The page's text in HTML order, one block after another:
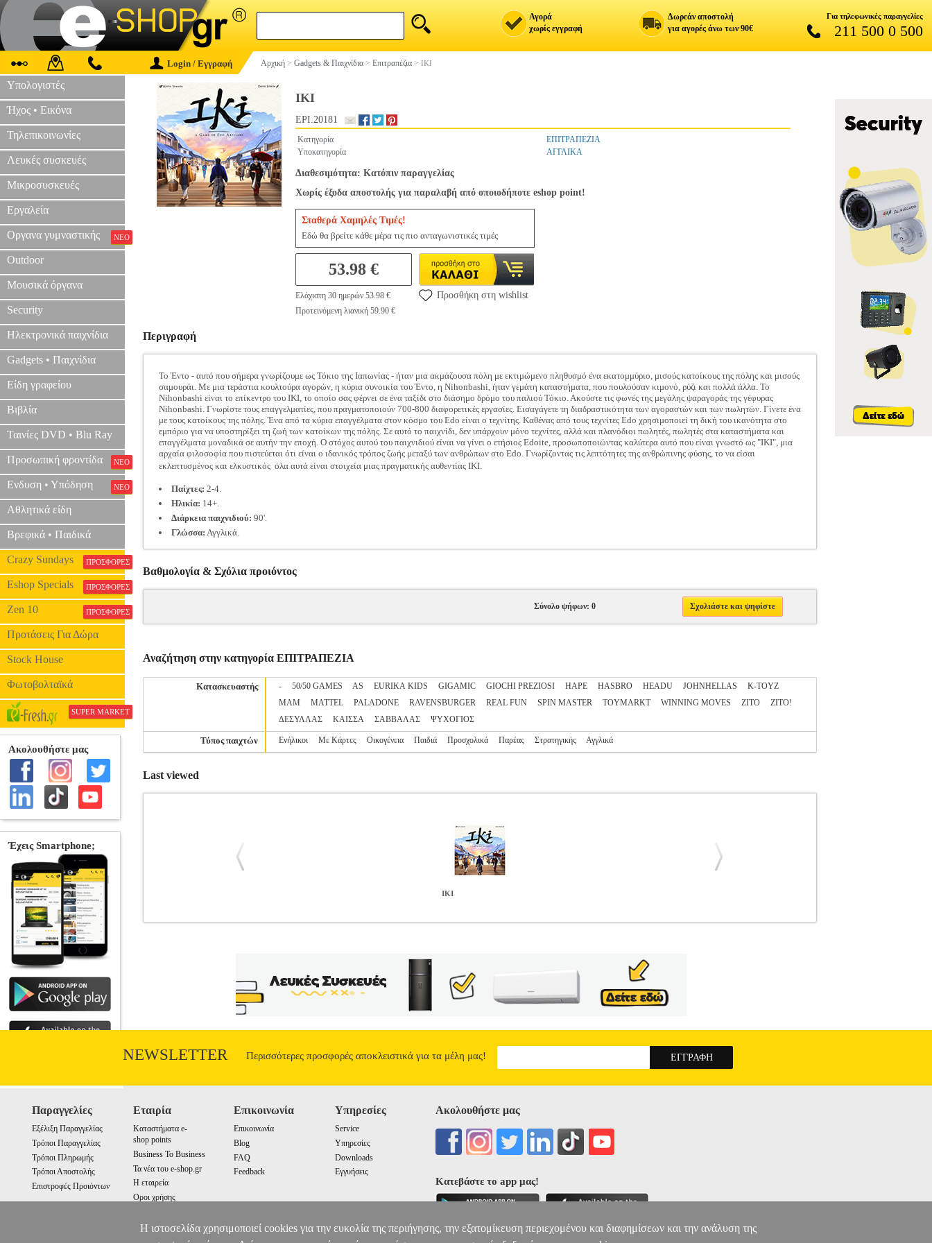
Αγορά
χωρίς εγγραφή
Δωρεάν αποστολή
για αγορές άνω των 90€
Για τηλεφωνικές παραγγελίες
211 500 0 500
Login / Εγγραφή Αρχική > Gadgets & Παιχνίδια > Επιτραπέζια > IKI
Υπολογιστές
Ήχος • Εικόνα
Τηλεπικοινωνίες
Λευκές συσκευές
Μικροσυσκευές
Εργαλεία
Οργανα γυμναστικής ΝΕΟ
Outdoor
Μουσικά όργανα
Security
Ηλεκτρονικά παιχνίδια
Gadgets • Παιχνίδια
Είδη γραφείου
Βιβλία
Ταινίες DVD • Blu Ray
Προσωπική φροντίδα ΝΕΟ
Ενδυση • Υπόδηση ΝΕΟ
Αθλητικά είδη
Βρεφικά • Παιδικά
Crazy Sundays ΠΡΟΣΦΟΡΕΣ
Eshop Specials ΠΡΟΣΦΟΡΕΣ
Zen 10 ΠΡΟΣΦΟΡΕΣ
Προτάσεις Για Δώρα
Stock House
Φωτοβολταϊκά
SUPER MARKET
IKI
EPI.20181
Κατηγορία
ΕΠΙΤΡΑΠΕΖΙΑ
Υποκατηγορία
ΑΓΓΛΙΚΑ
Διαθεσιμότητα: Κατόπιν παραγγελίας
Χωρίς έξοδα αποστολής για παραλαβή από οποιοδήποτε eshop point!
Σταθερά Χαμηλές Τιμές!
Εδώ θα βρείτε κάθε μέρα τις πιο ανταγωνιστικές τιμές
53.98 €
Ελάχιστη 30 ημερών 53.98 €
Προτεινόμενη λιανική 59.90 €
Προσθήκη στη wishlist
Περιγραφή
Το Έντο - αυτό που σήμερα γνωρίζουμε ως Τόκιο της Ιαπωνίας - ήταν μια ακμάζουσα πόλη με εκτιμώμενο πληθυσμό ένα εκατομμύριο, μισούς κατοίκους της πόλης και μισούς
σαμουράι. Με μια τεράστια κουλτούρα αγορών, η κύρια συνοικία του Έντο, η Nihonbashi, ήταν γεμάτη καταστήματα, που πουλούσαν κιμονό, ρύζι και πολλά άλλα. Το
Nihonbashi είναι το επίκεντρο του IKI, το οποίο σας φέρνει σε ένα ταξίδι στο διάσημο δρόμο του παλιού Τόκιο. Ακούστε τις φωνές της μεγάλης ψαραγοράς της γέφυρας
Nihonbashi. Γνωρίστε τους επαγγελματίες, που πραγματοποιούν 700-800 διαφορετικές εργασίες. Εισαγάγετε τη διαδραστικότητα των αγοραστών και των πωλητών. Γίνετε ένα
με τους κατοίκους της πόλης. Ένα από τα κύρια επαγγέλματα στον κόσμο του Edo είναι ο τεχνίτης. Καθένας από τους τεχνίτες Edo χρησιμοποιεί τη δική του ικανότητα στο
εμπόριο για να υποστηρίξει τη ζωή των κατοίκων της πόλης. Σε αυτό το παιχνίδι, δεν υπάρχουν μόνο τεχνίτες, αλλά και πλανόδιοι πωλητές, πωλητές στα καταστήματα και
επαγγέλματα μοναδικά σε αυτήν την εποχή. Ο στόχος αυτού του παιχνιδιού είναι να γίνει ο ετήσιος Edoite, προσωποποιώντας καλύτερα αυτό που είναι γνωστό ως "IKI", μια
αρχαία φιλοσοφία που πιστεύεται ότι είναι ο ιδανικός τρόπος ζωής μεταξύ των ανθρώπων στο Edo. Γνωρίζοντας τις λεπτότητες της ανθρώπινης φύσης, το να είσαι
εκλεπτυσμένος και ελκυστικός  όλα αυτά είναι στοιχεία μιας πραγματικής αυθεντίας IKI.
Παίχτες: 2-4.
Ηλικία: 14+.
Διάρκεια παιχνιδιού: 90'.
Γλώσσα: Αγγλικά.
Βαθμολογία & Σχόλια προιόντος
Σύνολο ψήφων: 0 Σχολιάστε και ψηφίστε
Αναζήτηση στην κατηγορία ΕΠΙΤΡΑΠΕΖΙΑ
Κατασκευαστής - 50/50 GAMES AS EURIKA KIDS GIGAMIC GIOCHI PREZIOSI HAPE HASBRO HEADU JOHNHELLAS
K-TOYZ
MAM
MATTEL PALADONE RAVENSBURGER REAL FUN SPIN MASTER TOYMARKT WINNING MOVES ZITO
ZITO!
ΔΕΣΥΛΛΑΣ
ΚΑΙΣΣΑ ΣΑΒΒΑΛΑΣ ΨΥΧΟΓΙΟΣ
Τύπος παιχτών Ενήλικοι Με Κάρτες Οικογένεια Παιδιά Προσχολικά Παρέας Στρατηγικής Αγγλικά
Last viewed
IKI
σας φέρνει σε ένα ταξίδι στο διάσημο δρόμο του παλιού Τόκιο. Ακούστε τις φωνές της μεγάλης ψαραγοράς της γέφυρας Nihonbashi. Γνωρίστε τους
επαγγελματίες, που πραγματοποιούν 700-800 διαφορετικές εργασίες. Εισαγάγετε τη διαδραστικότητα των αγοραστών και των πωλητών. Γίνετε ένα με τους
κατοίκους της πόλης. Ένα από τα κύρια επαγγέλματα στον κόσμο του Edo είναι ο τεχνίτης. Καθένας από τους τεχνίτες Edo χρησιμοποιεί τη δική του ικανότητα
στο εμπόριο για να υποστηρίξει τη ζωή των κατοίκων της πόλης. Σε αυτό το παιχνίδι, δεν υπάρχουν μόνο τεχνίτες, αλλά και πλανόδιοι πωλητές, πωλητές στα
καταστήματα και επαγγέλματα μοναδικά σε αυτήν την εποχή. Ο στόχος αυτού του παιχνιδιού είναι να γίνει ο ετήσιος Edoite, προσωποποιώντας καλύτερα αυτό
που είναι γνωστό ως "IKI", μια αρχαία φιλοσοφία που πιστεύεται ότι είναι ο ιδανικός τρόπος ζωής μεταξύ των ανθρώπων στο Edo. Γνωρίζοντας τις λεπτότητες
Διάρκεια παιχνιδιού: 90'.• Γλώσσα: Αγγλικά.
NEWSLETTER Περισσότερες προσφορές αποκλειστικά για τα μέλη μας!
Παραγγελίες
Εξέλιξη Παραγγελίας
Τρόποι Παραγγελίας
Τρόποι Πληρωμής
Τρόποι Αποστολής
Επιστροφές Προιόντων
Εταιρία
Καταστήματα e-
shop points
Business To Business
Τα νέα του e-shop.gr
Η εταιρεία
Οροι χρήσης
Επικοινωνία
Επικοινωνία
Blog
FAQ
Feedback
Υπηρεσίες
Service
Υπηρεσίες
Downloads
Εγγυήσεις
Ακολουθήστε μας
Κατεβάστε το app μας!
Η ιστοσελίδα χρησιμοποιεί cookies για την ευκολία της περιήγησης, την εξατομίκευση περιεχομένου και διαφημίσεων και την ανάλυση της